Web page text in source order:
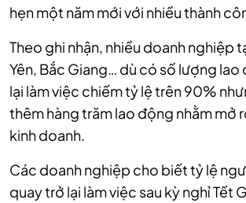
hẹn một năm mới với nhiều thành
Theo ghi nhận, nhiều doanh nghiệp
Yên, Bắc Giang… dù có số lượng
lại làm việc chiếm tỷ lệ trên 90%
thêm hàng trăm lao động nhằm mở
kinh doanh.
Các doanh nghiệp cho biết tỷ lệ
quay trở lại làm việc sau kỳ nghỉ Tết